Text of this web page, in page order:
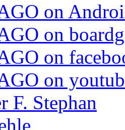
on
on
on
on
F. Stephan